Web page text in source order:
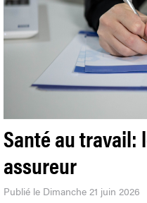
Santé au travail:
assureur
Publié le Dimanche 21 juin 2026